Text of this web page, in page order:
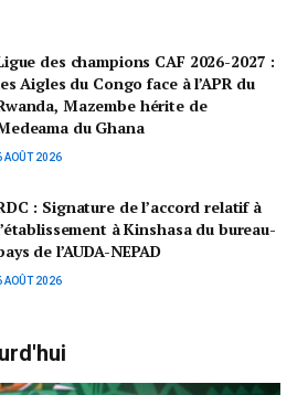
des champions CAF 2026-2027 :
Aigles du Congo face à l’APR du
Mazembe hérite de
du Ghana
AOÛT 2026
: Signature de l’accord relatif à
à Kinshasa du bureau-
de l’AUDA-NEPAD
AOÛT 2026